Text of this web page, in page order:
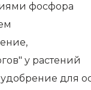
фосфора
у растений
для